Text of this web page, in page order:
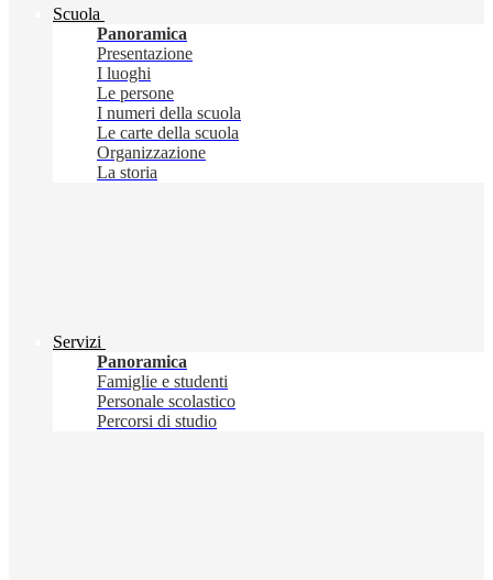
Scuola
Panoramica
Presentazione
I luoghi
Le persone
I numeri della scuola
Le carte della scuola
Organizzazione
La storia
Servizi
Panoramica
Famiglie e studenti
Personale scolastico
Percorsi di studio